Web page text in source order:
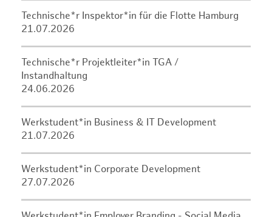
Technische*r Inspektor*in für die Flotte Hamburg
21.07.2026
Technische*r Projektleiter*in TGA /
Instandhaltung
24.06.2026
Werkstudent*in Business & IT Development
21.07.2026
Werkstudent*in Corporate Development
27.07.2026